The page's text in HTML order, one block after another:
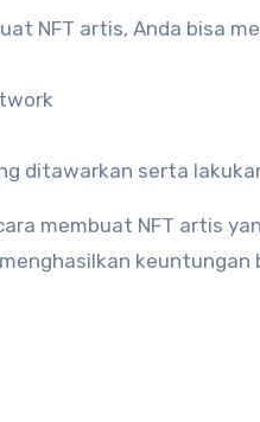
NFT artis, Anda bisa
ditawarkan serta
membuat NFT artis